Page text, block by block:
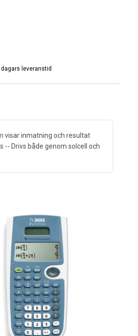
leveranstid
visar inmatning och resultat
Drivs både genom solcell och